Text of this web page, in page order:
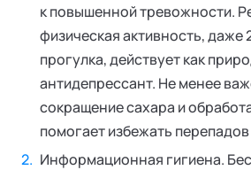
к повышенной тревожности.
физическая активность, даже
прогулка, действует как
антидепрессант. Не менее
сокращение сахара и
помогает избежать
Информационная гигиена.